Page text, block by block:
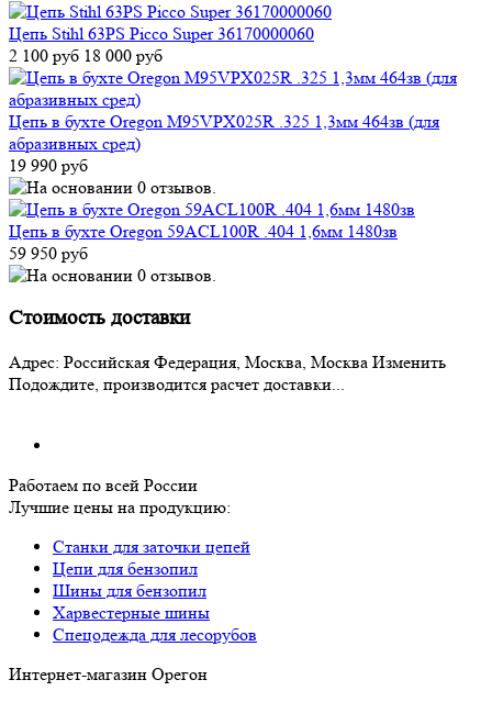
Цепь Stihl 63PS Picco Super 36170000060
2 100 руб 18 000 руб
Цепь в бухте Oregon M95VPX025R .325 1,3мм 464зв (для
абразивных сред)
19 990 руб
Цепь в бухте Oregon 59ACL100R .404 1,6мм 1480зв
59 950 руб
Стоимость доставки
Адрес: Российская Федерация, Москва, Москва Изменить
Подождите, производится расчет доставки...
Работаем по всей России
Лучшие цены на продукцию:
Станки для заточки цепей
Цепи для бензопил
Шины для бензопил
Харвестерные шины
Спецодежда для лесорубов
Интернет-магазин Орегон